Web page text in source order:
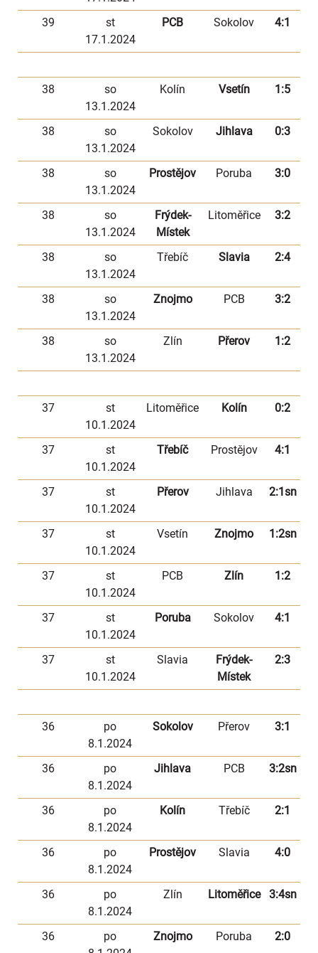
39
st
17.1.2024
PCB Sokolov 4:1
38
so
13.1.2024
Kolín Vsetín 1:5
38
so
13.1.2024
Sokolov Jihlava 0:3
38
so
13.1.2024
Prostějov Poruba 3:0
38
so
13.1.2024
Frýdek-
Místek
Litoměřice 3:2
38
so
13.1.2024
Třebíč Slavia 2:4
38
so
13.1.2024
Znojmo PCB 3:2
38
so
13.1.2024
Zlín Přerov 1:2
37
st
10.1.2024
Litoměřice Kolín 0:2
37
st
10.1.2024
Třebíč Prostějov 4:1
37
st
10.1.2024
Přerov Jihlava 2:1sn
37
st
10.1.2024
Vsetín Znojmo 1:2sn
37
st
10.1.2024
PCB Zlín 1:2
37
st
10.1.2024
Poruba Sokolov 4:1
37
st
10.1.2024
Slavia
Frýdek-
Místek
2:3
36
po
8.1.2024
Sokolov Přerov 3:1
36
po
8.1.2024
Jihlava PCB 3:2sn
36
po
8.1.2024
Kolín Třebíč 2:1
36
po
8.1.2024
Prostějov Slavia 4:0
36
po
8.1.2024
Zlín Litoměřice 3:4sn
36
po
Znojmo Poruba 2:0